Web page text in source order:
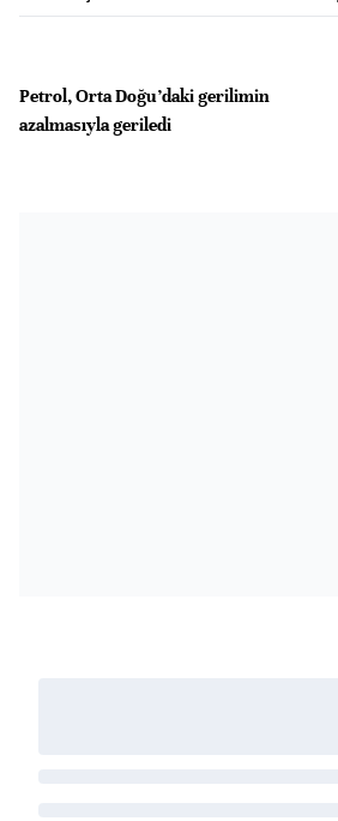
Petrol, Orta Doğu’daki gerilimin
azalmasıyla geriledi